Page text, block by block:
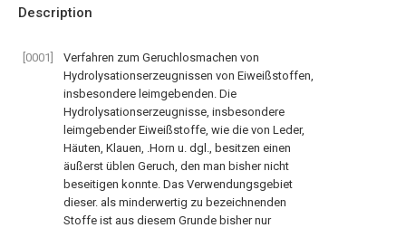
Description
[0001]
Verfahren zum Geruchlosmachen von
Hydrolysationserzeugnissen von Eiweißstoffen,
insbesondere leimgebenden. Die
Hydrolysationserzeugnisse, insbesondere
leimgebender Eiweißstoffe, wie die von Leder,
Häuten, Klauen, .Horn u. dgl., besitzen einen
äußerst üblen Geruch, den man bisher nicht
beseitigen konnte. Das Verwendungsgebiet
dieser. als minderwertig zu bezeichnenden
Stoffe ist aus diesem Grunde bisher nur